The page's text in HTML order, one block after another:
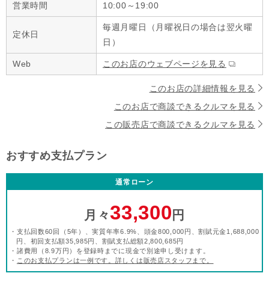
営業時間 10:00～19:00
定休日
毎週月曜日（月曜祝日の場合は翌火曜
日）
Web このお店のウェブページを見る
このお店の詳細情報を見る
このお店で商談できるクルマを見る
この販売店で商談できるクルマを見る
おすすめ支払プラン
通常ローン
月々33,300 円
・支払回数60回（5年）、実質年率6.9%、頭金800,000円、割賦元金1,688,000
円、初回支払額35,985円、割賦支払総額2,800,685円
・諸費用（8.9万円）を登録時までに現金で別途申し受けます。
・ このお支払プランは一例です。詳しくは販売店スタッフまで。